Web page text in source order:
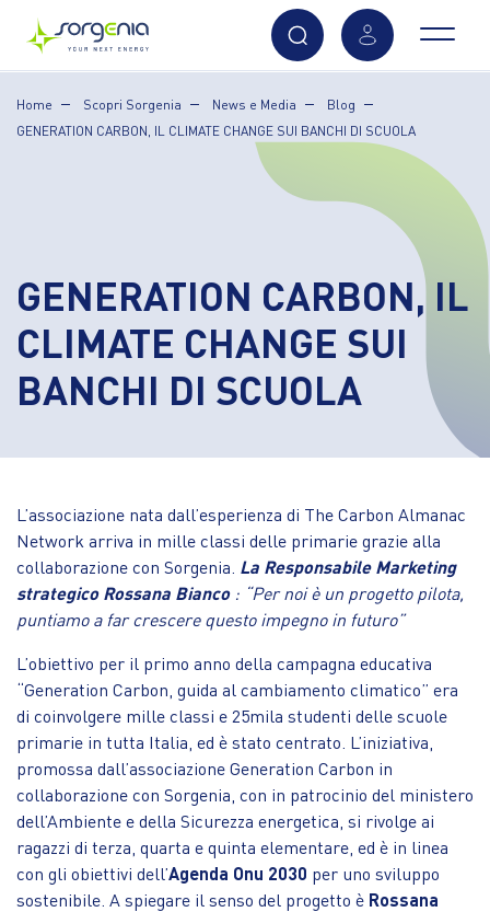
contenuto
Home Scopri Sorgenia News e Media
Blog
GENERATION CARBON, IL CLIMATE CHANGE SUI BANCHI DI SCUOLA
GENERATION CARBON, IL
CLIMATE CHANGE SUI
BANCHI DI SCUOLA
L’associazione nata dall’esperienza di The Carbon Almanac
Network arriva in mille classi delle primarie grazie alla
collaborazione con Sorgenia. La Responsabile Marketing
strategico Rossana Bianco : “Per noi è un progetto pilota,
puntiamo a far crescere questo impegno in futuro”
L’obiettivo per il primo anno della campagna educativa
“Generation Carbon, guida al cambiamento climatico” era
di coinvolgere mille classi e 25mila studenti delle scuole
primarie in tutta Italia, ed è stato centrato. L’iniziativa,
promossa dall’associazione Generation Carbon in
collaborazione con Sorgenia, con in patrocinio del ministero
dell’Ambiente e della Sicurezza energetica, si rivolge ai
ragazzi di terza, quarta e quinta elementare, ed è in linea
con gli obiettivi dell’Agenda Onu 2030 per uno sviluppo
sostenibile. A spiegare il senso del progetto è Rossana